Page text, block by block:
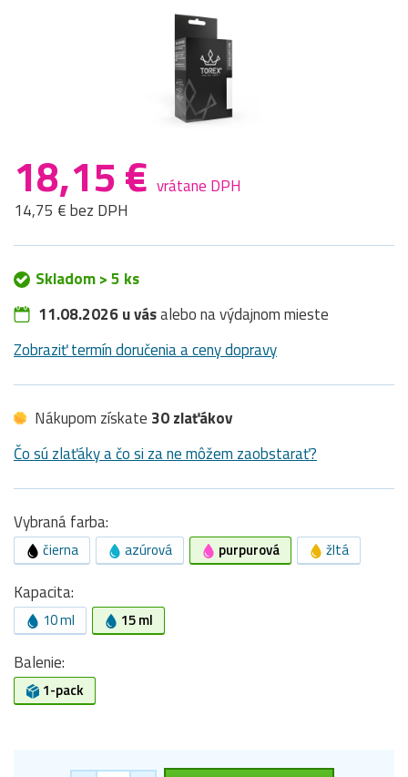
18,15 € vrátane DPH
14,75 € bez DPH
Skladom > 5 ks
11.08.2026 u vásalebo na výdajnom mieste
Zobraziť termín doručenia a ceny dopravy
Nákupom získate 30 zlaťákov
Čo sú zlaťáky a čo si za ne môžem zaobstarať?
Vybraná farba:
čierna azúrová purpurová žltá
Kapacita:
10 ml 15 ml
Balenie:
1-pack